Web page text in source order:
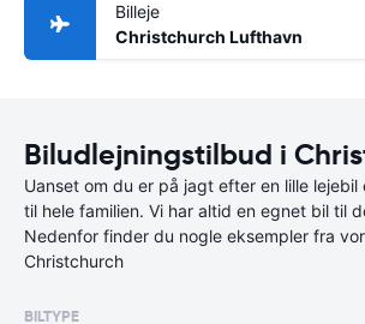
Billeje
Christchurch Lufthavn
Biludlejningstilbud i
Uanset om du er på jagt efter en lille lejebil
til hele familien. Vi har altid en egnet bil til
Nedenfor finder du nogle eksempler fra
Christchurch
BILTYPE